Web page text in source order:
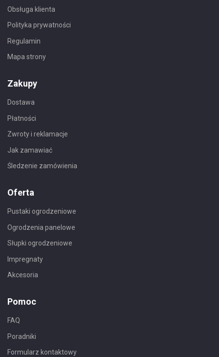
Obsługa klienta
Polityka prywatności
Regulamin
Mapa strony
Zakupy
Dostawa
Płatności
Zwroty i reklamacje
Jak zamawiać
Śledzenie zamówienia
Oferta
Pustaki ogrodzeniowe
Ogrodzenia panelowe
Słupki ogrodzeniowe
Impregnaty
Akcesoria
Pomoc
FAQ
Poradniki
Formularz kontaktowy